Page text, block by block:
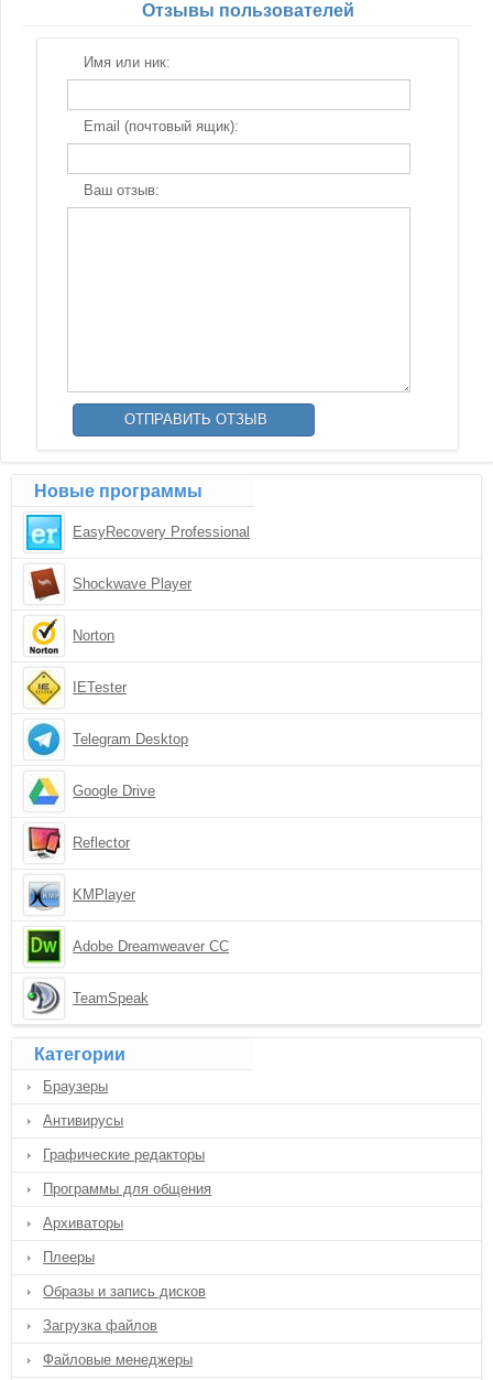
Отзывы пользователей
Имя или ник:
Email (почтовый ящик):
Ваш отзыв:
Новые программы
EasyRecovery Professional
Shockwave Player
Norton
IETester
Telegram Desktop
Google Drive
Reflector
KMPlayer
Adobe Dreamweaver CC
TeamSpeak
Категории
Браузеры
Антивирусы
Графические редакторы
Программы для общения
Архиваторы
Плееры
Образы и запись дисков
Загрузка файлов
Файловые менеджеры